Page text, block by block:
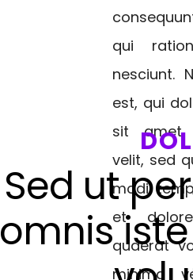
qui
nesciunt.
est, qui
sit amet,
velit, sed
modi
et
quaerat
minima
Sed ut
omnis